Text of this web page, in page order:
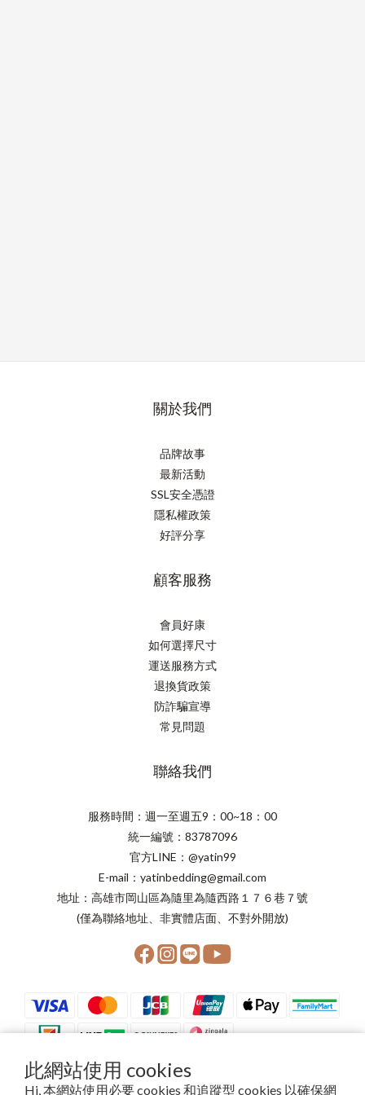
此網站使用 cookies
Hi, 本網站使用必要 cookies 和追蹤型 cookies 以確保網
關於我們
品牌故事
最新活動
SSL安全憑證
隱私權政策
好評分享
顧客服務
會員好康
如何選擇尺寸
運送服務方式
退換貨政策
防詐騙宣導
常見問題
聯絡我們
服務時間：週一至週五9：00~18：00
統一編號：83787096
官方LINE：@yatin99
E-mail：yatinbedding@gmail.com
地址：高雄市岡山區為隨里為隨西路１７６巷７號
(僅為聯絡地址、非實體店面、不對外開放)